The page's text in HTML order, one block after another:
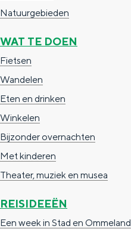
Natuurgebieden
WAT TE DOEN
Fietsen
Wandelen
Eten en drinken
Winkelen
Bijzonder overnachten
Met kinderen
Theater, muziek en musea
REISIDEEËN
Een week in Stad en Ommeland